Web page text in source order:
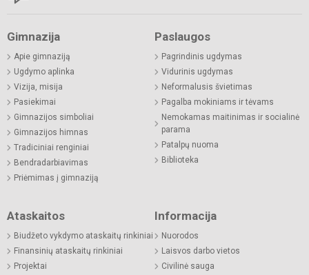
Gimnazija
Apie gimnaziją
Ugdymo aplinka
Vizija, misija
Pasiekimai
Gimnazijos simboliai
Gimnazijos himnas
Tradiciniai renginiai
Bendradarbiavimas
Priėmimas į gimnaziją
Paslaugos
Pagrindinis ugdymas
Vidurinis ugdymas
Neformalusis švietimas
Pagalba mokiniams ir tėvams
Nemokamas maitinimas ir socialinė
parama
Patalpų nuoma
Biblioteka
Ataskaitos
Biudžeto vykdymo ataskaitų rinkiniai
Finansinių ataskaitų rinkiniai
Projektai
Informacija
Nuorodos
Laisvos darbo vietos
Civilinė sauga